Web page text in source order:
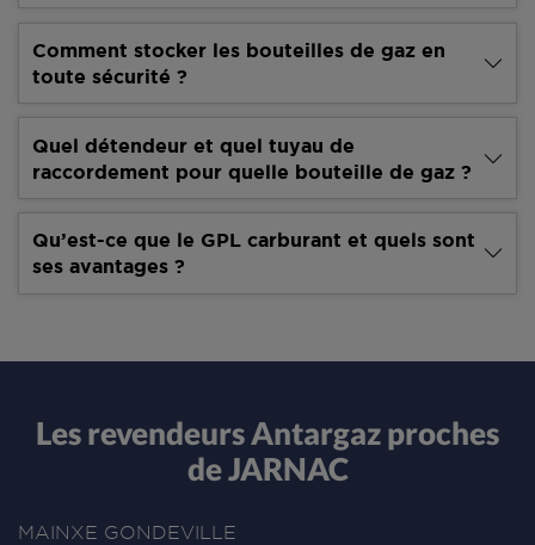
Comment stocker les bouteilles de gaz en
toute sécurité ?
Quel détendeur et quel tuyau de
raccordement pour quelle bouteille de gaz ?
Qu’est-ce que le GPL carburant et quels sont
ses avantages ?
Les revendeurs Antargaz proches
de JARNAC
MAINXE GONDEVILLE